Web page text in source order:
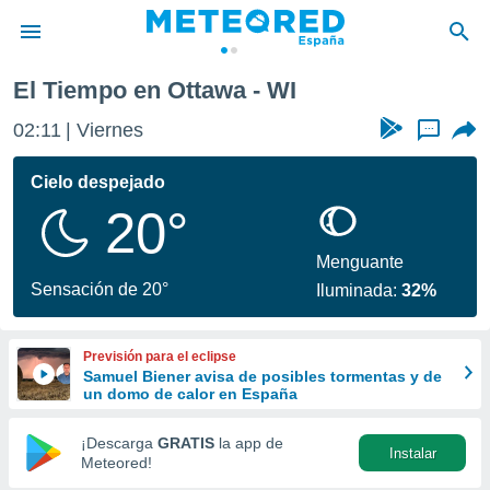
de
por
se
calidad.
a este
las
y
forma
digital
basada
El Tiempo en Ottawa - WI
02:11 Viernes ...
Cielo despejado
20°
Sensación de 20°
Menguante
Iluminada:32%
Previsión para el eclipse
Samuel Biener avisa de posibles tormentas y de
un domo de calor en España
¡Descarga GRATIS la app de
Meteored!
Instalar